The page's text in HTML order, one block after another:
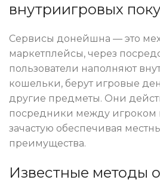
внутриигровых
Сервисы донейшна — это
маркетплейсы, через
пользователи наполняют
кошельки, берут игровые
другие предметы. Они
посредники между игроком
зачастую обеспечивая
преимущества.
Известные методы